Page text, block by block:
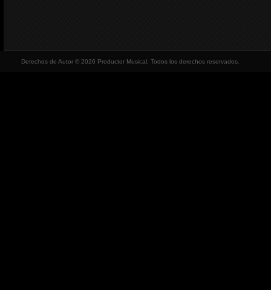
Derechos de Autor © 2026 Productor Musical, Todos los derechos reservados.